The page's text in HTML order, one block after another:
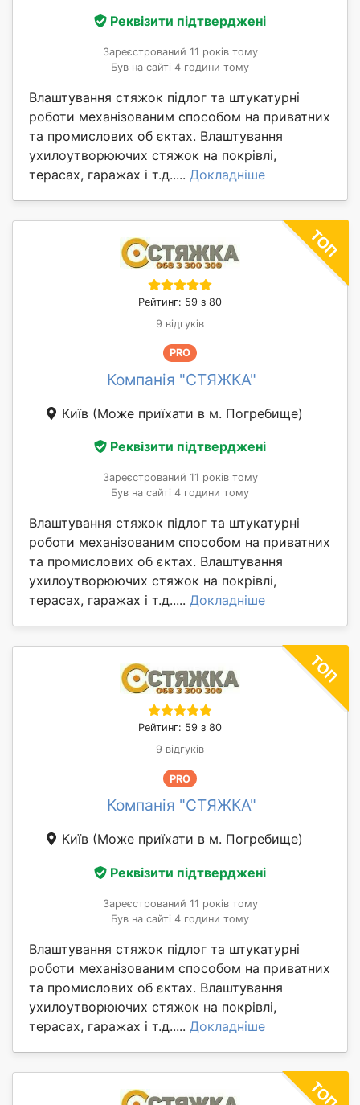
Реквізити підтверджені
Зареєстрований 11 років тому
Був на сайті 4 години тому
Влаштування стяжок підлог та штукатурні
роботи механізованим способом на приватних
та промислових об єктах. Влаштування
ухилоутворюючих стяжок на покрівлі,
терасах, гаражах і т.д..... Докладніше
Рейтинг: 59 з 80
9 відгуків
PRO
Компанія "СТЯЖКА"
Київ (Може приїхати в м. Погребище)
Реквізити підтверджені
Зареєстрований 11 років тому
Був на сайті 4 години тому
Влаштування стяжок підлог та штукатурні
роботи механізованим способом на приватних
та промислових об єктах. Влаштування
ухилоутворюючих стяжок на покрівлі,
терасах, гаражах і т.д..... Докладніше
Рейтинг: 59 з 80
9 відгуків
PRO
Компанія "СТЯЖКА"
Київ (Може приїхати в м. Погребище)
Реквізити підтверджені
Зареєстрований 11 років тому
Був на сайті 4 години тому
Влаштування стяжок підлог та штукатурні
роботи механізованим способом на приватних
та промислових об єктах. Влаштування
ухилоутворюючих стяжок на покрівлі,
терасах, гаражах і т.д..... Докладніше